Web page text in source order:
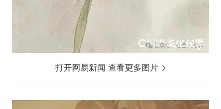
打开网易新闻 查看更多图片